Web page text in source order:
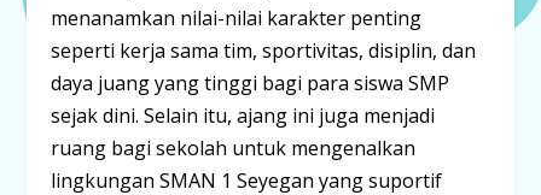
menanamkan nilai-nilai karakter penting
seperti kerja sama tim, sportivitas, disiplin, dan
daya juang yang tinggi bagi para siswa SMP
sejak dini. Selain itu, ajang ini juga menjadi
ruang bagi sekolah untuk mengenalkan
lingkungan SMAN 1 Seyegan yang suportif